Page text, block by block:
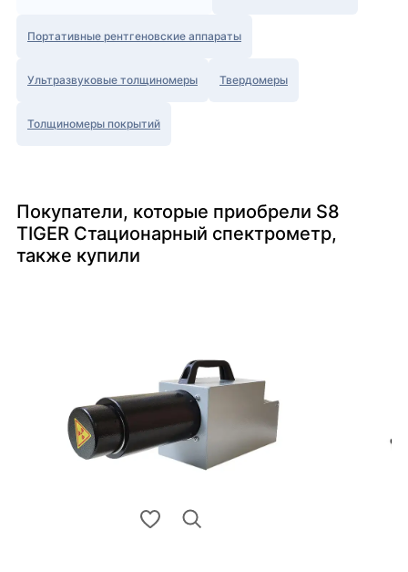
Портативные рентгеновские аппараты
Ультразвуковые толщиномеры Твердомеры
Толщиномеры покрытий
Покупатели, которые приобрели S8
TIGER Стационарный спектрометр,
также купили